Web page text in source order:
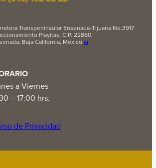
Transpeninsular Ensenada-Tijuana No.3917
Playitas, C.P. 22860,
Baja California, México.ai
a Viernes
– 17:00 hrs.
de Privacidad